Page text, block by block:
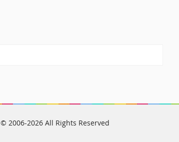
© 2006-2026 All Rights Reserved